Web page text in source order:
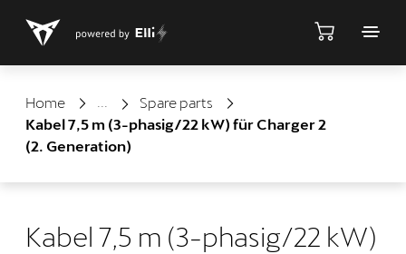
Home ShopSpare parts
Kabel 7,5 m (3-phasig/22 kW) für Charger 2
(2. Generation)
Kabel 7,5 m (3-phasig/22 kW)